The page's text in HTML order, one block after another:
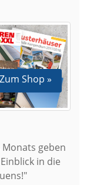
Zum Shop »
geben
in die